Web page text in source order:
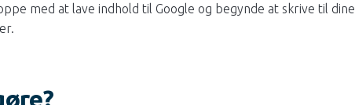
med at lave indhold til Google og begynde at skrive til dine